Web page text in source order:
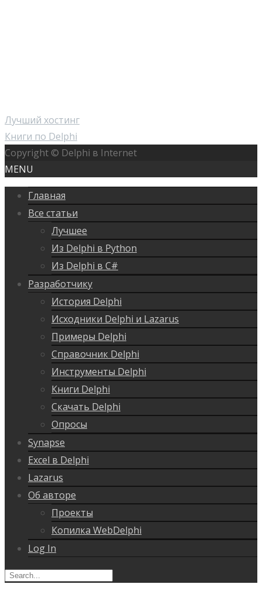
Лучший хостинг
Книги по Delphi
Copyright © Delphi в Internet
MENU
Главная
Все статьи
Лучшее
Из Delphi в Python
Из Delphi в C#
Разработчику
История Delphi
Исходники Delphi и Lazarus
Примеры Delphi
Справочник Delphi
Инструменты Delphi
Книги Delphi
Скачать Delphi
Опросы
Synapse
Excel в Delphi
Lazarus
Об авторе
Проекты
Копилка WebDelphi
Log In